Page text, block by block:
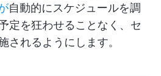
自動的にスケジュールを調
定を狂わせることなく、セ
されるようにします。